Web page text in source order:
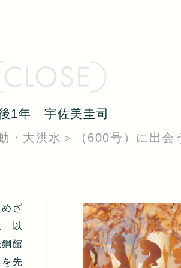
1年 宇佐美圭司
・大洪水＞（600号）に出会
ざ
以
館
先